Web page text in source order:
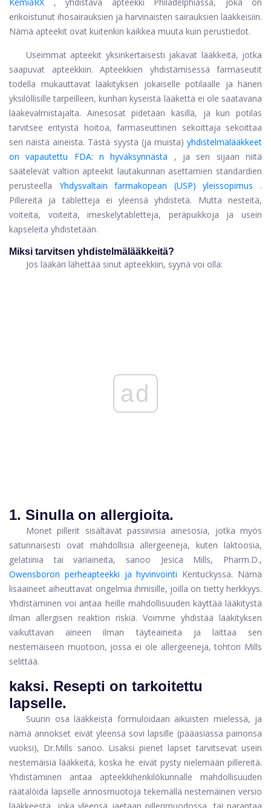
erikoistunut ihosairauksien ja harvinaisten sairauksien lääkkeisiin.
Nämä apteekit ovat kuitenkin kaikkea muuta kuin perustiedot.
Useimmat apteekit yksinkertaisesti jakavat lääkkeitä, jotka
saapuvat apteekkiin. Apteekkien yhdistämisessä farmaseutit
todella mukauttavat lääkityksen jokaiselle potilaalle ja hänen
yksilöllisille tarpeilleen, kunhan kyseistä lääkettä ei ole saatavana
lääkevalmistajalta. Ainesosat pidetään käsillä, ja kun potilas
tarvitsee erityistä hoitoa, farmaseuttinen sekoittaja sekoittaa
sen näistä aineista. Tästä syystä (ja muista) yhdistelmälääkkeet
on vapautettu FDA: n hyväksynnästä
, ja sen sijaan niitä
säätelevät valtion apteekit lautakunnan asettamien standardien
perusteella
Yhdysvaltain farmakopean (USP) yleissopimus
.
Pillereitä ja tabletteja ei yleensä yhdistetä. Mutta nesteitä,
voiteita, voiteita, imeskelytabletteja, peräpuikkoja ja usein
kapseleita yhdistetään.
Miksi tarvitsen yhdistelmälääkkeitä?
Jos lääkäri lähettää sinut apteekkiin, syynä voi olla:
ad
1. Sinulla on allergioita.
Monet pillerit sisältävät passiivisia ainesosia, jotka myös
satunnaisesti ovat mahdollisia allergeeneja, kuten laktoosia,
gelatiinia tai väriaineita, sanoo Jesica Mills, Pharm.D.,
Owensboron perheapteekki ja hyvinvointi Kentuckyssa. Nämä
lisäaineet aiheuttavat ongelmia ihmisille, joilla on tietty herkkyys.
Yhdistäminen voi antaa heille mahdollisuuden käyttää lääkitystä
ilman allergisen reaktion riskiä. Voimme yhdistää lääkityksen
vaikuttavan aineen ilman täyteaineita ja laittaa sen
nestemäiseen muotoon, jossa ei ole allergeeneja, tohtori Mills
selittää.
kaksi. Resepti on tarkoitettu
lapselle.
Suurin osa lääkkeistä formuloidaan aikuisten mielessä, ja
nämä annokset eivät yleensä sovi lapsille (pääasiassa painonsa
vuoksi), Dr.Mills sanoo. Lisäksi pienet lapset tarvitsevat usein
nestemäisiä lääkkeitä, koska he eivät pysty nielemään pillereitä.
Yhdistäminen antaa apteekkihenkilökunnalle mahdollisuuden
räätälöidä lapselle annosmuotoja tekemällä nestemäinen versio